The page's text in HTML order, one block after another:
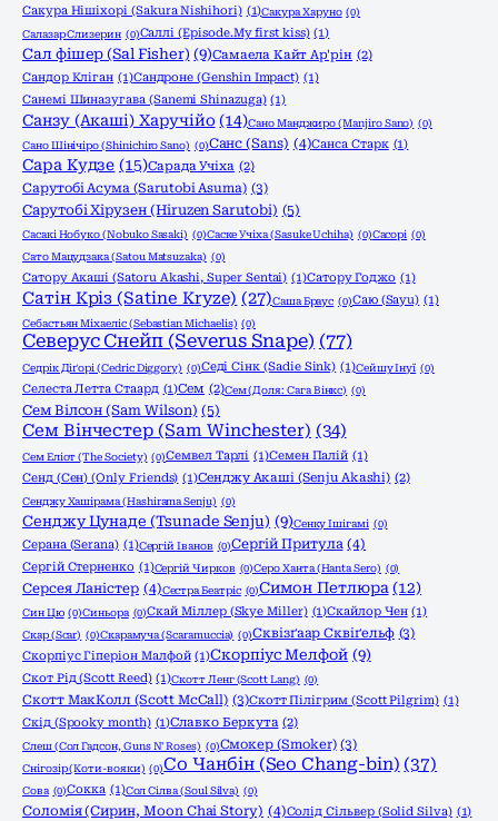
Сакура Нішіхорі (Sakura Nishihori) (1)Сакура Харуно (0)
Салазар Слизерин (0)Саллі (Episode.My first kiss) (1)
Сал фішер (Sal Fisher) (9)Самаела Кайт Ар'рін (2)
Сандор Кліган (1)Сандроне (Genshin Impact) (1)
Санемі Шиназугава (Sanemi Shinazuga) (1)
Санзу (Акаші) Харучійо (14)Сано Манджиро (Manjiro Sano) (0)
Сано Шінічіро (Shinichiro Sano) (0)Санс (Sans) (4)Санса Старк (1)
Сара Кудзе (15)Сарада Учіха (2)
Сарутобі Асума (Sarutobi Asuma) (3)
Сарутобі Хірузен (Hiruzen Sarutobi) (5)
Сасакі Нобуко (Nobuko Sasaki) (0)Саске Учіха (Sasuke Uchiha) (0)Сасорі (0)
Сато Мацудзака (Satou Matsuzaka) (0)
Сатору Акаші (Satoru Akashi, Super Sentai) (1)Сатору Годжо (1)
Сатін Кріз (Satine Kryze) (27)Саша Браус (0)Саю (Sayu) (1)
Себастьян Міхаеліс (Sebastian Michaelis) (0)
Северус Снейп (Severus Snape) (77)
Седрік Діґорі (Cedric Diggory) (0)Седі Сінк (Sadie Sink) (1)Сейшу Інуї (0)
Селеста Летта Стаард (1)Сем (2)Сем (Доля: Сага Вінкс) (0)
Сем Вілсон (Sam Wilson) (5)
Сем Вінчестер (Sam Winchester) (34)
Сем Еліот (The Society) (0)Семвел Тарлі (1)Семен Палій (1)
Сенд (Сен) (Only Friends) (1)Сенджу Акаші (Senju Akashi) (2)
Сенджу Хашірама (Hashirama Senju) (0)
Сенджу Цунаде (Tsunade Senju) (9)Сенку Ішігамі (0)
Серана (Serana) (1)Сергій Іванов (0)Сергій Притула (4)
Сергій Стерненко (1)Сергій Чирков (0)Серо Ханта (Hanta Sero) (0)
Серсея Ланістер (4)Сестра Беатріс (0)Симон Петлюра (12)
Син Цю (0)Синьора (0)Скай Міллер (Skye Miller) (1)Скайлор Чен (1)
Скар (Scar) (0)Скарамуча (Scaramuccia) (0)Сквізґаар Сквіґельф (3)
Скорпіус Гіперіон Малфой (1)Скорпіус Мелфой (9)
Скот Рід (Scott Reed) (1)Скотт Ленг (Scott Lang) (0)
Скотт МакКолл (Scott McCall) (3)Скотт Пілігрим (Scott Pilgrim) (1)
Скід (Spooky month) (1)Славко Беркута (2)
Слеш (Сол Гадсон, Guns N' Roses) (0)Смокер (Smoker) (3)
Снігозір (Коти-вояки) (0)Со Чанбін (Seo Chang-bin) (37)
Сова (0)Сокка (1)Сол Сілва (Soul Silva) (0)
Соломія (Сирин, Moon Chai Story) (4)Солід Сільвер (Solid Silva) (1)